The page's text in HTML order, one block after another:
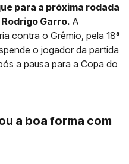
para a próxima rodada
Garro. A
contra o Grêmio, pela 18ª
o jogador da partida
a pausa para a Copa do
a boa forma com